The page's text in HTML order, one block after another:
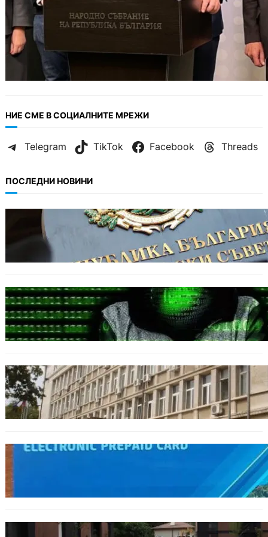
НИЕ СМЕ В СОЦИАЛНИТЕ МРЕЖИ
Telegram TikTok Facebook Threads
ПОСЛЕДНИ НОВИНИ
БЪЛГАРИЯ
Кабинетът прие нов статут за професиите в
спортната подготовка
БЪЛГАРИЯ
Разкриха дългогодишен пробив в
държавни информационни системи
ОБЩЕСТВО
Домашният арест на шофьора, обвинен за
смъртта на моторист, остава в сила
ОБЩЕСТВО
БЪЛГАРИЯ